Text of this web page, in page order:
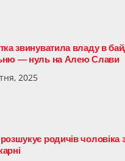
звинуватила владу в
— нуль на Алею Слави
2025
родичів